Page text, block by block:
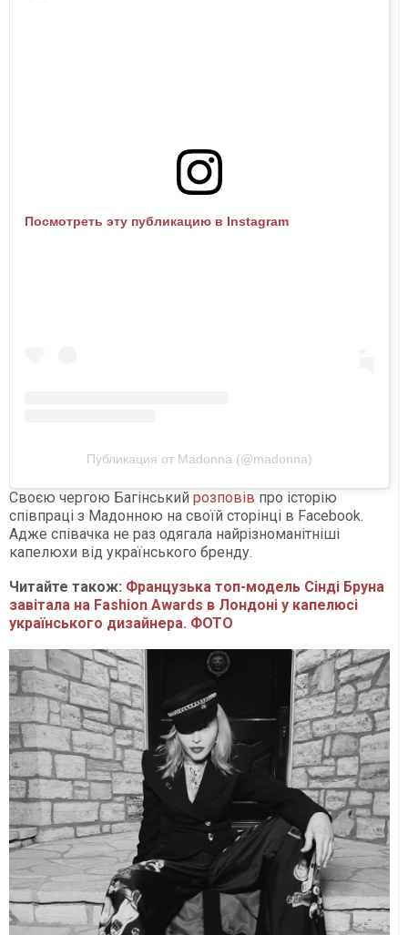
Посмотреть эту публикацию в Instagram
Публикация от Madonna (@madonna)
Своєю чергою Багінський розповів про історію
співпраці з Мадонною на своїй сторінці в Facebook.
Адже співачка не раз одягала найрізноманітніші
капелюхи від українського бренду.
Читайте також: Французька топ-модель Сінді Бруна
завітала на Fashion Awards в Лондоні у капелюсі
українського дизайнера. ФОТО